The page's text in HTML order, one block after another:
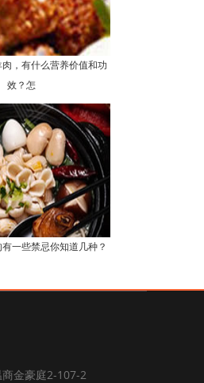
，有什么营养价值和功
效？怎
一些禁忌你知道几种？
金豪庭2-107-2